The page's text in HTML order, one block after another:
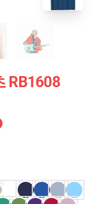
RB1608